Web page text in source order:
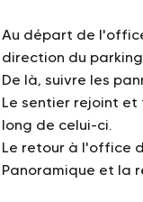
Au départ de
direction du
De là, suivre les
Le sentier rejoint et
long de celui-ci.
Le retour à l'office
Panoramique et la